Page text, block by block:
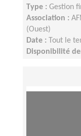
Type : Gestion
Association :
(Ouest)
Date :
Tout le
Disponibilité